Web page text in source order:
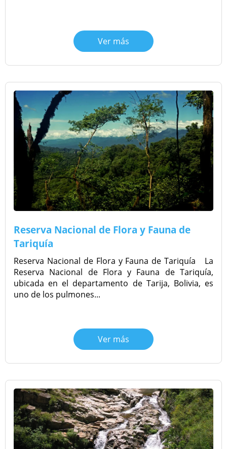
Ver más
Reserva Nacional de Flora y Fauna de
Tariquía
Reserva Nacional de Flora y Fauna de Tariquía La
Reserva Nacional de Flora y Fauna de Tariquía,
ubicada en el departamento de Tarija, Bolivia, es
uno de los pulmones...
Ver más